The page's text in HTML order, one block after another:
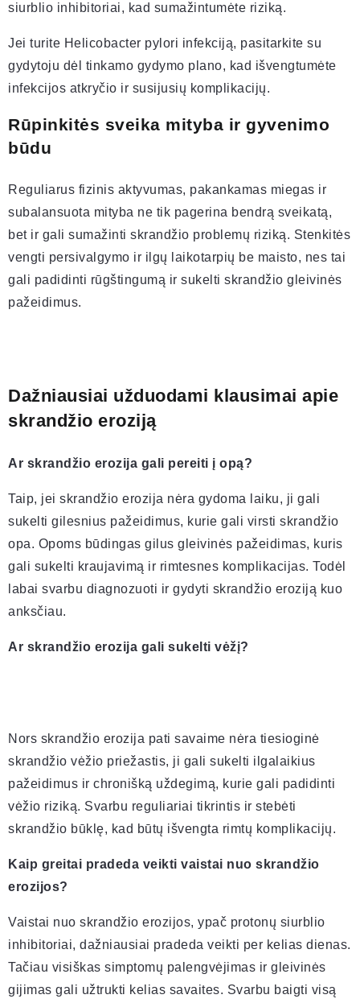
siurblio inhibitoriai, kad sumažintumėte riziką.
Jei turite Helicobacter pylori infekciją, pasitarkite su
gydytoju dėl tinkamo gydymo plano, kad išvengtumėte
infekcijos atkryčio ir susijusių komplikacijų.
Rūpinkitės sveika mityba ir gyvenimo
būdu
Reguliarus fizinis aktyvumas, pakankamas miegas ir
subalansuota mityba ne tik pagerina bendrą sveikatą,
bet ir gali sumažinti skrandžio problemų riziką. Stenkitės
vengti persivalgymo ir ilgų laikotarpių be maisto, nes tai
gali padidinti rūgštingumą ir sukelti skrandžio gleivinės
pažeidimus.
Dažniausiai užduodami klausimai apie
skrandžio eroziją
Ar skrandžio erozija gali pereiti į opą?
Taip, jei skrandžio erozija nėra gydoma laiku, ji gali
sukelti gilesnius pažeidimus, kurie gali virsti skrandžio
opa. Opoms būdingas gilus gleivinės pažeidimas, kuris
gali sukelti kraujavimą ir rimtesnes komplikacijas. Todėl
labai svarbu diagnozuoti ir gydyti skrandžio eroziją kuo
anksčiau.
Ar skrandžio erozija gali sukelti vėžį?
Nors skrandžio erozija pati savaime nėra tiesioginė
skrandžio vėžio priežastis, ji gali sukelti ilgalaikius
pažeidimus ir chronišką uždegimą, kurie gali padidinti
vėžio riziką. Svarbu reguliariai tikrintis ir stebėti
skrandžio būklę, kad būtų išvengta rimtų komplikacijų.
Kaip greitai pradeda veikti vaistai nuo skrandžio
erozijos?
Vaistai nuo skrandžio erozijos, ypač protonų siurblio
inhibitoriai, dažniausiai pradeda veikti per kelias dienas.
Tačiau visiškas simptomų palengvėjimas ir gleivinės
gijimas gali užtrukti kelias savaites. Svarbu baigti visą